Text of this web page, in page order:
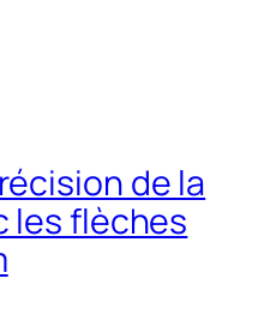
de la
les flèches